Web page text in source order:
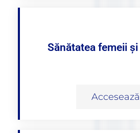
Sănătatea femeii
Accesează